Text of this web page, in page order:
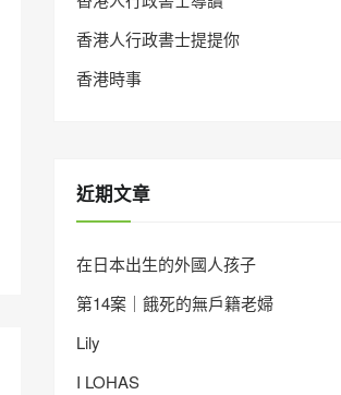
香港人行政書士提提你
香港時事
近期文章
在日本出生的外國人孩子
第14案｜餓死的無戶籍老婦
Lily
I LOHAS